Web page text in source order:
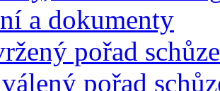
a dokumenty
pořad schůze
pořad